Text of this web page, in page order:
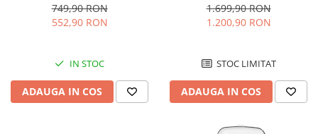
92L, Iluminare interioara,H 83
cm, Alb
749,90 RON
552,90 RON
IN STOC
ADAUGA IN COS
reglabil, Iluminare LED, H 104
cm, Negru
1.699,90 RON
1.200,90 RON
STOC LIMITAT
ADAUGA IN COS